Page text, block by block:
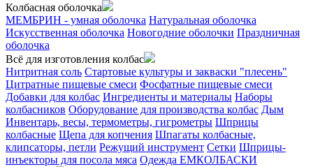
Колбасная оболочка
МЕМБРИН - умная оболочка Натуральная оболочка
Искусственная оболочка Новогодние оболочки Праздничная
оболочка
Всё для изготовления колбас
Нитритная соль Стартовые культуры и закваски "плесень"
Цитратные пищевые смеси Фосфатные пищевые смеси
Добавки для колбас Ингредиенты и материалы Наборы
колбасников Оборудование для производства колбас Дым
Инвентарь, весы, термометры, гигрометры Шприцы
колбасные Щепа для копчения Шпагаты колбасные,
клипсаторы, петли Режущий инструмент Сетки Шприцы-
инъекторы для посола мяса Одежда ЕМКОЛБАСКИ